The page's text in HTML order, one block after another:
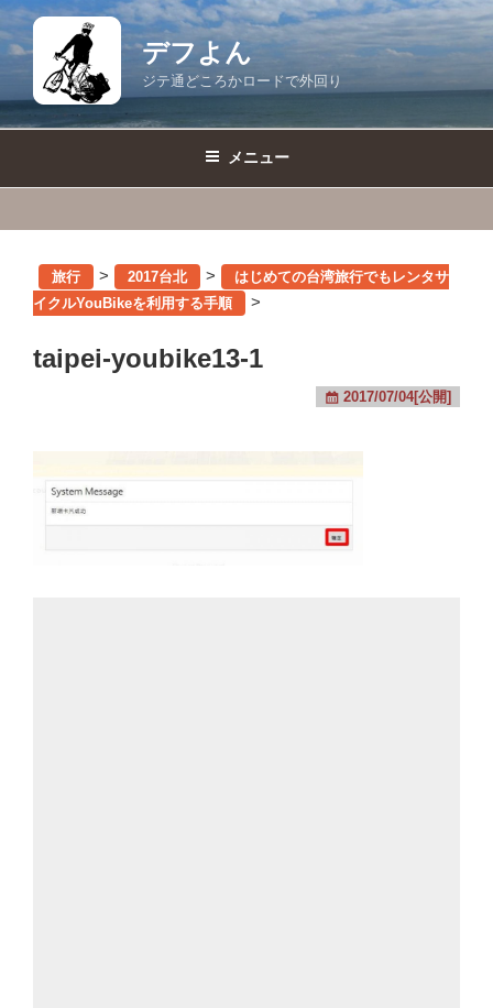
コ
ン
デフよん
ジテ通どころかロードで外回り
メニュー
旅行 > 2017台北 >
はじめての台湾旅行でもレンタサ
イクルYouBikeを利用する手順
>
taipei-youbike13-1
2017/07/04[公開]